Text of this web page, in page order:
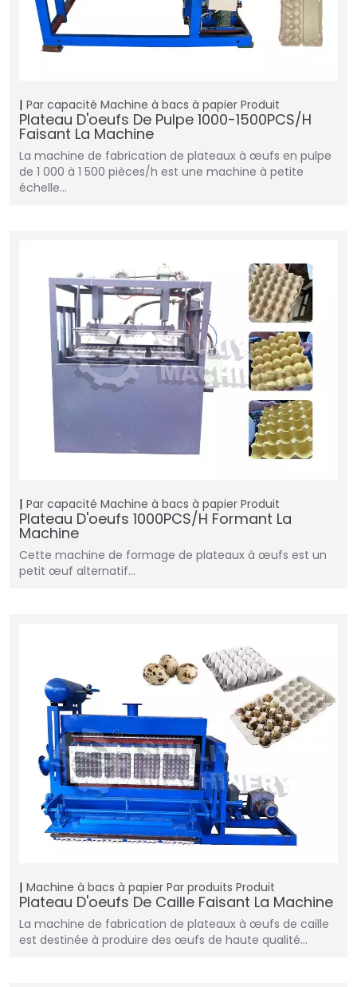
Par capacité Machine à bacs à papier Produit
Plateau D'oeufs De Pulpe 1000-1500PCS/H
Faisant La Machine
La machine de fabrication de plateaux à œufs en pulpe
de 1 000 à 1 500 pièces/h est une machine à petite
échelle…
Par capacité Machine à bacs à papier Produit
Plateau D'oeufs 1000PCS/H Formant La
Machine
Cette machine de formage de plateaux à œufs est un
petit œuf alternatif…
Machine à bacs à papier Par produits Produit
Plateau D'oeufs De Caille Faisant La Machine
La machine de fabrication de plateaux à œufs de caille
est destinée à produire des œufs de haute qualité…